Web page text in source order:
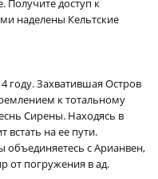
Получите доступ к
наделены Кельтские
году. Захватившая Остров
к тотальному
Сирены. Находясь в
встать на ее пути.
объединяетесь с Арианвен,
от погружения в ад.